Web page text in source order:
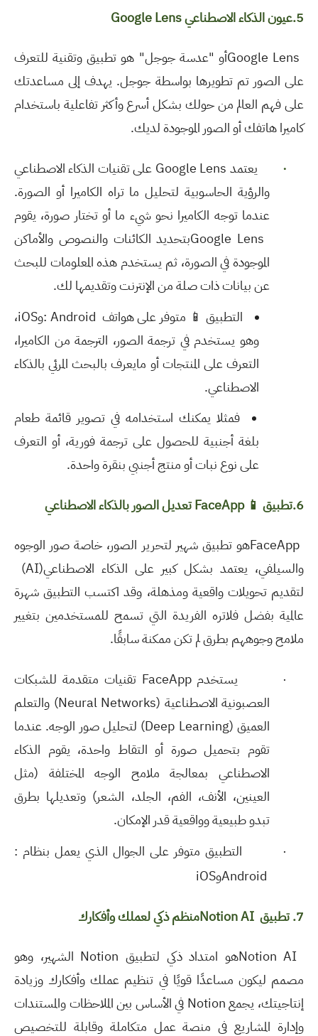
5.عيون الذكاء الاصطناعي Google Lens
Google Lensأو "عدسة جوجل" هو تطبيق وتقنية للتعرف
على الصور تم تطويرها بواسطة جوجل. يهدف إلى مساعدتك
على فهم العالم من حولك بشكل أسرع وأكثر تفاعلية باستخدام
كاميرا هاتفك أو الصور الموجودة لديك.
· يعتمد Google Lens على تقنيات الذكاء الاصطناعي
والرؤية الحاسوبية لتحليل ما تراه الكاميرا أو الصورة.
عندما توجه الكاميرا نحو شيء ما أو تختار صورة، يقوم
Google Lensبتحديد الكائنات والنصوص والأماكن
الموجودة في الصورة، ثم يستخدم هذه المعلومات للبحث
عن بيانات ذات صلة من الإنترنت وتقديمها لك.
التطبيق 📱 متوفر على هواتف : AndroidوiOS،
وهو يستخدم في ترجمة الصور، الترجمة من الكاميرا،
التعرف على المنتجات أو مايعرف بالبحث المرئي بالذكاء
الاصطناعي.
فمثلا يمكنك استخدامه في تصوير قائمة طعام
بلغة أجنبية للحصول على ترجمة فورية، أو التعرف
على نوع نبات أو منتج أجنبي بنقرة واحدة.
6.تطبيق 📱
FaceAppتعديل الصور بالذكاء الاصطناعي
FaceAppهو تطبيق شهير لتحرير الصور، خاصة صور الوجوه
والسيلفي، يعتمد بشكل كبير على الذكاء الاصطناعي(AI)
لتقديم تحويلات واقعية ومذهلة، وقد اكتسب التطبيق شهرة
عالمية بفضل فلاتره الفريدة التي تسمح للمستخدمين بتغيير
ملامح وجوههم بطرق لم تكن ممكنة سابقًا.
· يستخدم FaceAppتقنيات متقدمة للشبكات
العصبونية الاصطناعية (Neural Networks) والتعلم
العميق (Deep Learning) لتحليل صور الوجه. عندما
تقوم بتحميل صورة أو التقاط واحدة، يقوم الذكاء
الاصطناعي بمعالجة ملامح الوجه المختلفة (مثل
العينين، الأنف، الفم، الجلد، الشعر) وتعديلها بطرق
تبدو طبيعية وواقعية قدر الإمكان.
·
التطبيق متوفر على الجوال الذي يعمل بنظام :
AndroidوiOS
7. تطبيق Notion AIمنظم ذكي لعملك وأفكارك
Notion AIهو امتداد ذكي لتطبيق Notion الشهير، وهو
مصمم ليكون مساعدًا قويًا في تنظيم عملك وأفكارك وزيادة
إنتاجيتك، يجمعNotion في الأساس بين الملاحظات والمستندات
وإدارة المشاريع في منصة عمل متكاملة وقابلة للتخصيص